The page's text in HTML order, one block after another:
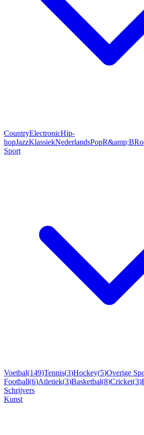
CountryElectronicHip-
hopJazzKlassiekNederlandsPopR&amp;B
Sport
Voetbal(149)Tennis(3)Hockey(5)Overige
Football(6)Atletiek(3)Basketbal(8)Cricket(3)
Schrijvers
Kunst